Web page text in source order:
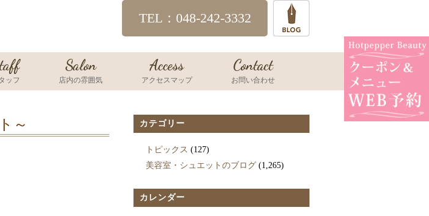
TEL：048-242-3332
ッフ
Salon
店内の雰囲気
Access
アクセスマップ
Contact
お問い合わせ
～ カテゴリー
トピックス (127)
美容室・シュエットのブログ (1,265)
カレンダー